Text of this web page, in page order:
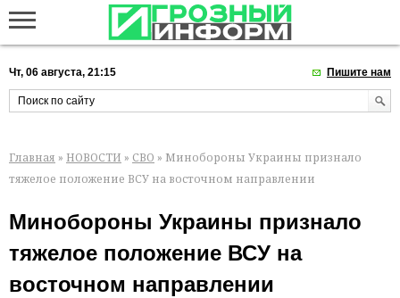
Чт, 06 августа, 21:15 Пишите нам
Главная » НОВОСТИ » СВО » Минобороны Украины признало
тяжелое положение ВСУ на восточном направлении
Минобороны Украины признало
тяжелое положение ВСУ на
восточном направлении